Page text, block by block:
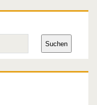
Suchen